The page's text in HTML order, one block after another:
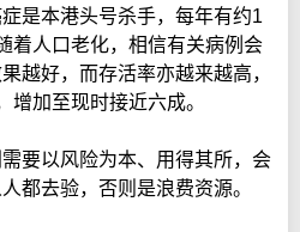
是本港头号杀手，每年有约1
着人口老化，相信有关病例会
越好，而存活率亦越来越高，
增加至现时接近六成。
要以风险为本、用得其所，会
都去验，否则是浪费资源。